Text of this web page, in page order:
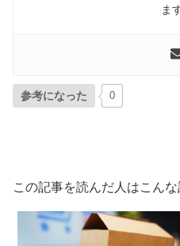
ま
参考になった 0
この記事を読んだ人はこん